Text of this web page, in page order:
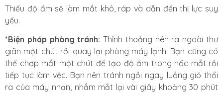
Thiếu độ ẩm sẽ làm mắt khô, ráp và dẫn đến thị lực suy
yếu.
*Biện pháp phòng tránh: Thỉnh thoảng nên ra ngoài thư
giãn một chút rồi quay lại phòng máy lạnh. Bạn cũng có
thể chợp mắt một chút để tạo độ ẩm trong hốc mắt rồi
tiếp tục làm vệc. Bạn nên tránh ngồi ngay luồng gió thổi
ra của máy nhạn, nhắm mắt lại vài giây khoảng 30 phút